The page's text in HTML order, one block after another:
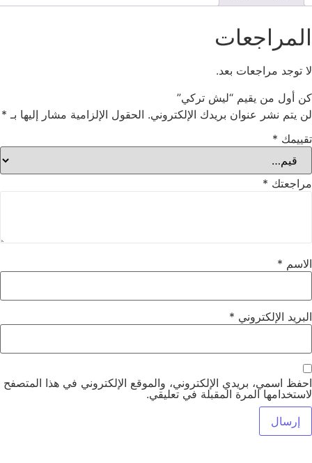
المراجعات
لا توجد مراجعات بعد.
كن أول من يقيم “ليش تركي”
لن يتم نشر عنوان بريدك الإلكتروني. الحقول الإلزامية مشار إليها بـ *
تقييمك *
مراجعتك *
الاسم *
البريد الإلكتروني *
احفظ اسمي، بريدي الإلكتروني، والموقع الإلكتروني في هذا المتصفح
لاستخدامها المرة المقبلة في تعليقي.